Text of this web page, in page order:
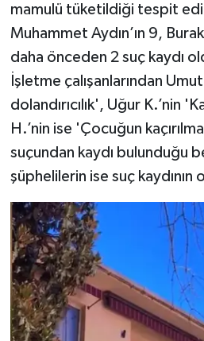
mamulü tüketildiği tespit
Muhammet Aydın’ın 9,
daha önceden 2 suç kaydı
İşletme çalışanlarından
dolandırıcılık', Uğur K.’nin
H.’nin ise 'Çocuğun
suçundan kaydı bulunduğu
şüphelilerin ise suç kaydının